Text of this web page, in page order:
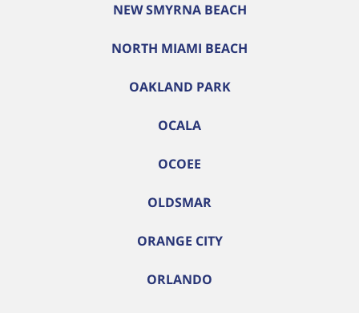
NEW SMYRNA BEACH
NORTH MIAMI BEACH
OAKLAND PARK
OCALA
OCOEE
OLDSMAR
ORANGE CITY
ORLANDO